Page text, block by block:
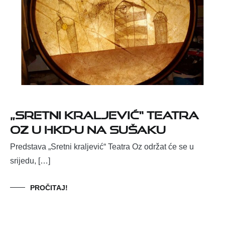
„Sretni kraljević“ Teatra
Oz u HKD-u na Sušaku
Predstava „Sretni kraljević“ Teatra Oz održat će se u
srijedu, […]
PROČITAJ!